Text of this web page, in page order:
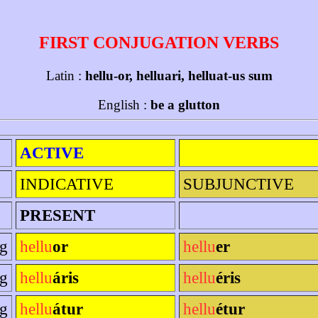
FIRST CONJUGATION VERBS
Latin : hellu-or, helluari, helluat-us sum
English : be a glutton
ACTIVE
INDICATIVE
SUBJUNCTIVE
PRESENT
helluor helluer
helluáris helluéris
helluátur helluétur